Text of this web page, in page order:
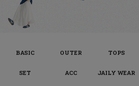
BASIC OUTER TOPS
SET ACC JAILY WEAR